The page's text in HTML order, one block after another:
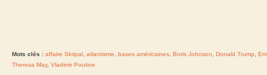
Mots clés : affaire Skripal atlantisme bases américaines Boris Johnson Donald Trump
Theresa May, Vladimir Poutine